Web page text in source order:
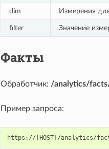
dim Измерения
filter Значение
Факты
Обработчик: /analytics/
Пример запроса: